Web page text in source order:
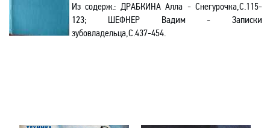
Из содерж.: ДРАБКИНА Алла - Снегурочка,С.115-
123; ШЕФНЕР Вадим - Записки
зубовладельца,С.437-454.